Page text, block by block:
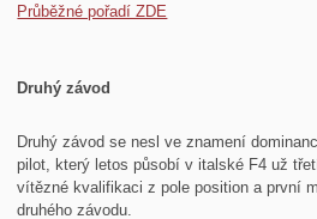
Průběžné pořadí ZDE
Druhý závod
Druhý závod se nesl ve znamení
pilot, který letos působí v italské F4 už
vítězné kvalifikaci z pole position a první
druhého závodu.